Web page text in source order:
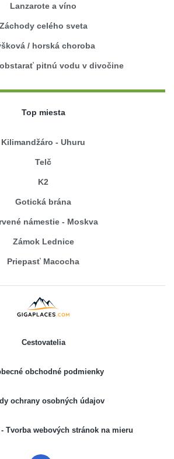
Lanzarote a víno
Záchody celého sveta
/ horská choroba
pitnú vodu v divočine
Top miesta
Kilimandžáro - Uhuru
Telč
K2
Gotická brána
námestie - Moskva
Zámok Lednice
Priepasť Macocha
Cestovatelia
obchodné podmienky
ochrany osobných údajov
- Tvorba webových stránok na mieru